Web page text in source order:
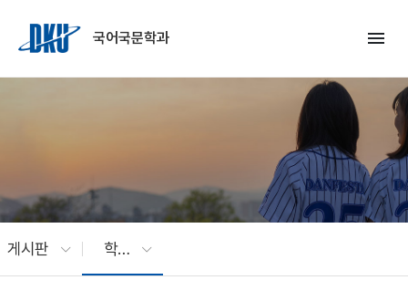
국어국문학과
menu
게시판 학과 공지사항